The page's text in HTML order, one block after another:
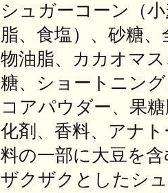
シュガーコーン（
脂、食塩）、砂糖
物油脂、カカオマ
糖、ショートニン
コアパウダー、果
化剤、香料、アナ
料の一部に大豆を
ザクザクとしたシ